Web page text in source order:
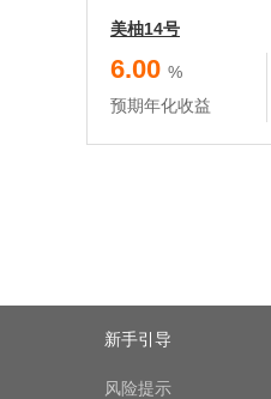
美柚14号
6.00 %
预期年化收益
新手引导
风险提示